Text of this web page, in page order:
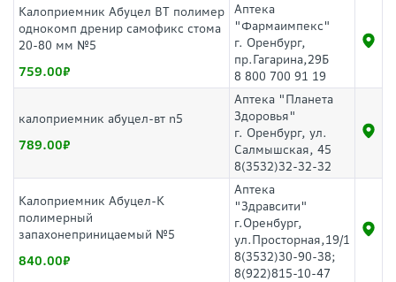
Калоприемник Абуцел ВТ полимер
однокомп дренир самофикс стома
20-80 мм №5
759.00
Аптека
"Фармаимпекс"
г. Оренбург,
пр.Гагарина,29Б
8 800 700 91 19
калоприемник абуцел-вт n5
789.00
Аптека "Планета
Здоровья"
г. Оренбург, ул.
Салмышская, 45
8(3532)32-32-32
Калоприемник Абуцел-К
полимерный
запахонеприницаемый №5
840.00
Аптека
"Здравсити"
г.Оренбург,
ул.Просторная,19/1
8(3532)30-90-38;
8(922)815-10-47